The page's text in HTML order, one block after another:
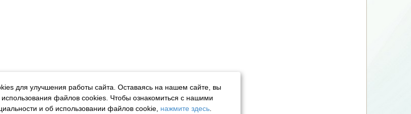
для улучшения работы сайта. Оставаясь на нашем сайте, вы
файлов cookies. Чтобы ознакомиться с нашими
и об использовании файлов cookie, нажмите здесь